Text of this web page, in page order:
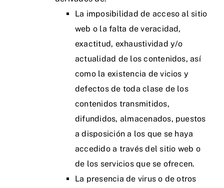
La imposibilidad de acceso al sitio
web o la falta de veracidad,
exactitud, exhaustividad y/o
actualidad de los contenidos, así
como la existencia de vicios y
defectos de toda clase de los
contenidos transmitidos,
difundidos, almacenados, puestos
a disposición a los que se haya
accedido a través del sitio web o
de los servicios que se ofrecen.
La presencia de virus o de otros